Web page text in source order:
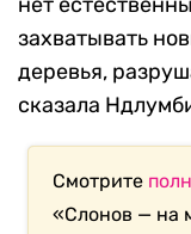
захватывать
деревья,
сказала
Смотрите
«Слонов — на